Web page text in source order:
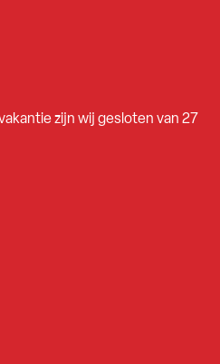
zijn wij gesloten van 27